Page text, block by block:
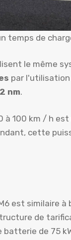
temps de
le même
par
nm.
à 100 km / h
cette
est similaire à
de
de 75